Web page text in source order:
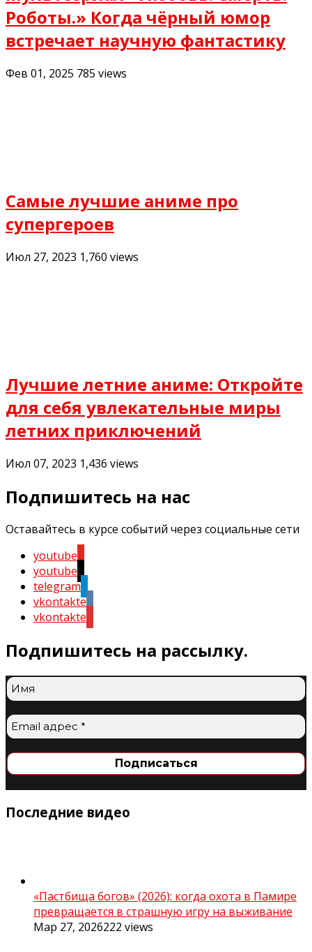
Роботы.» Когда чёрный юмор
встречает научную фантастику
Фев 01, 2025 785 views
Самые лучшие аниме про
супергероев
Июл 27, 2023 1,760 views
Лучшие летние аниме: Откройте
для себя увлекательные миры
летних приключений
Июл 07, 2023 1,436 views
Подпишитесь на нас
Оставайтесь в курсе событий через социальные сети
youtube
youtube
telegram
vkontakte
vkontakte
Подпишитесь на рассылку.
Последние видео
«Пастбища богов» (2026): когда охота в Памире
превращается в страшную игру на выживание
Мар 27, 2026222 views